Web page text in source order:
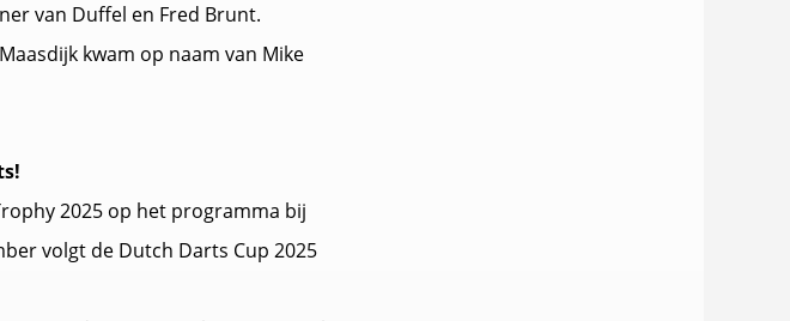
van Duffel en Fred Brunt.
kwam op naam van Mike
2025 op het programma bij
volgt de Dutch Darts Cup 2025